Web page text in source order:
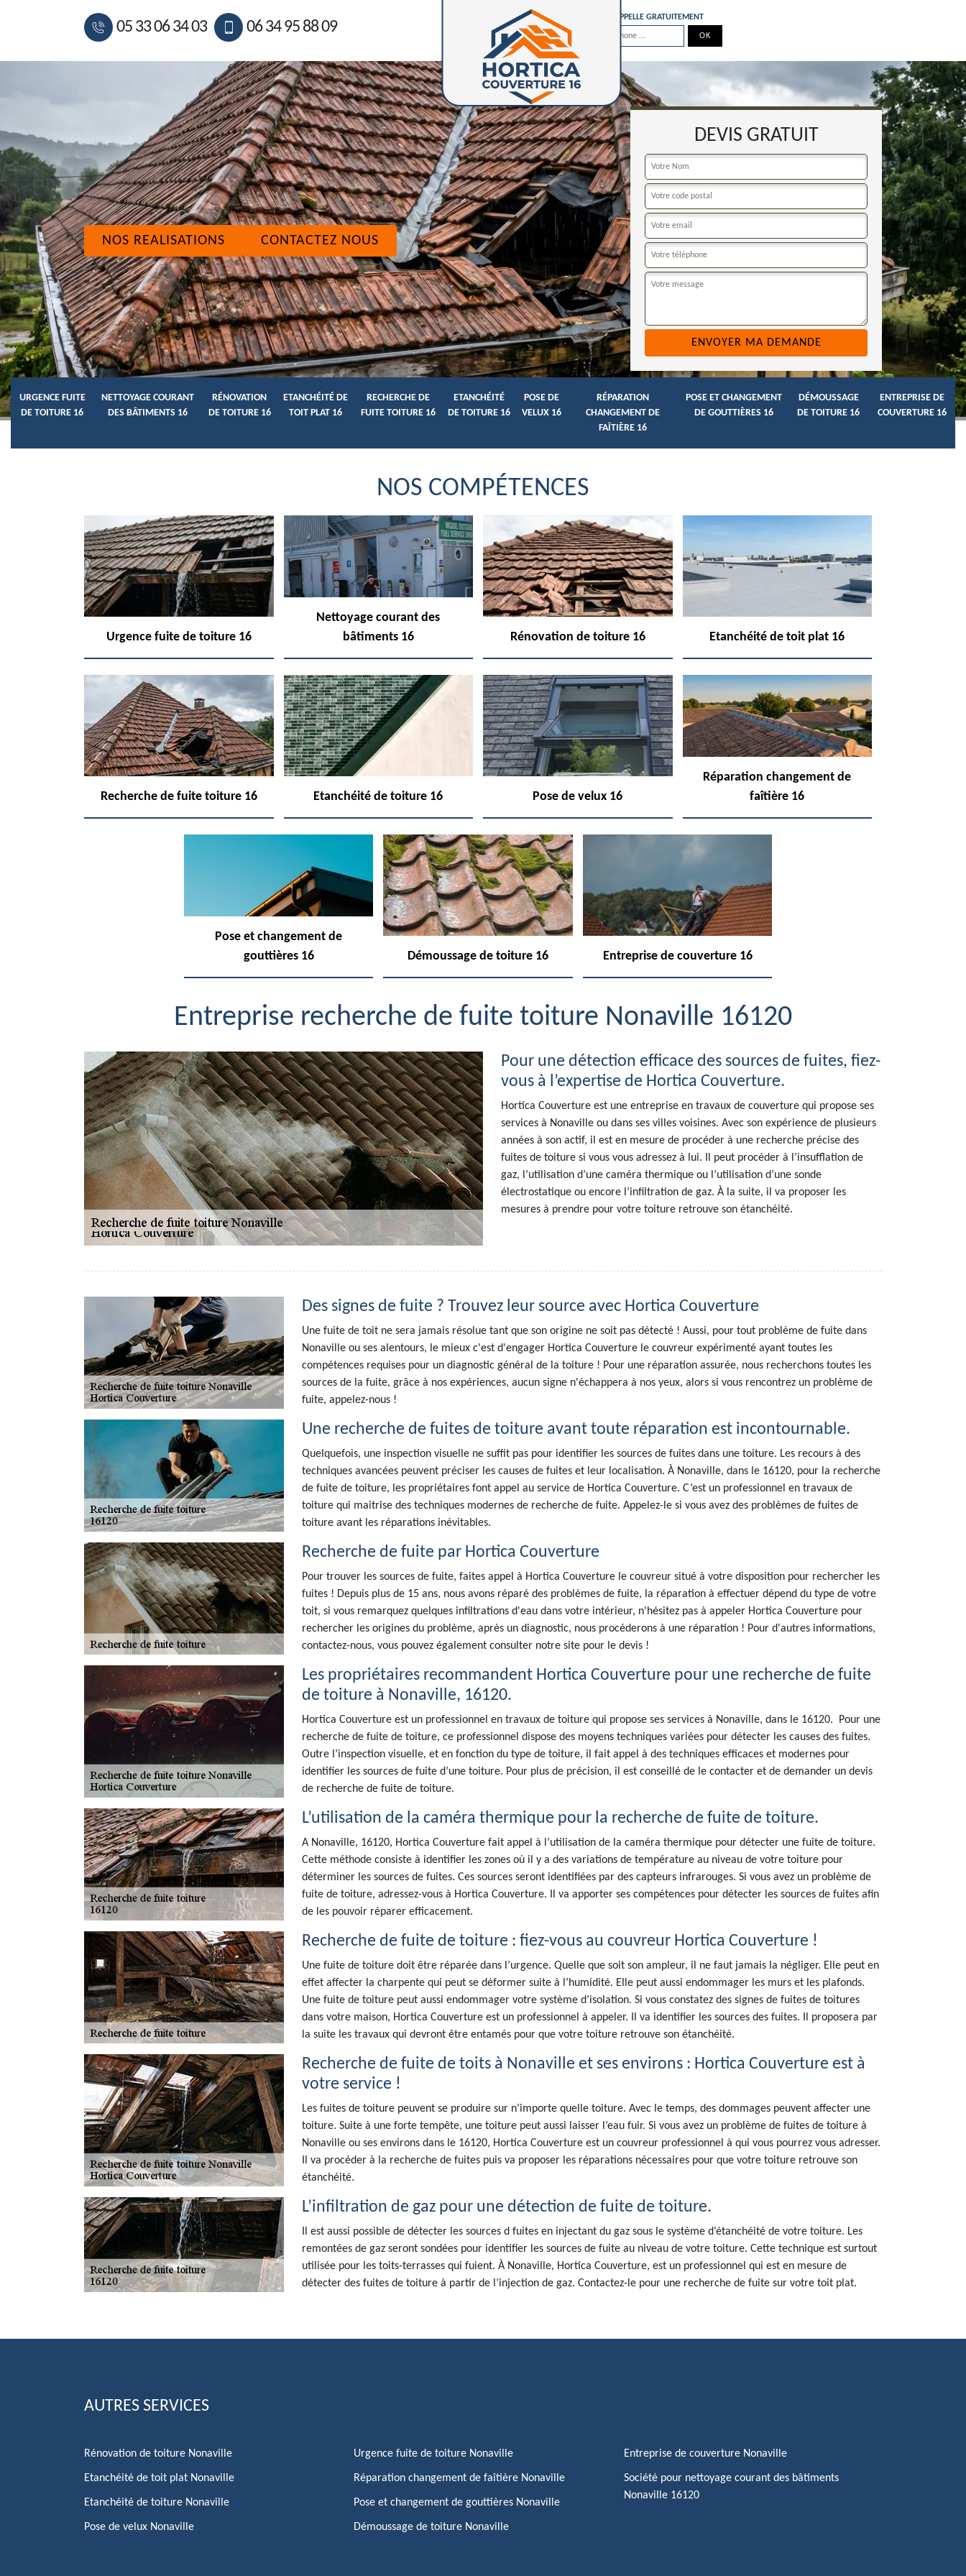
05 33 06 34 03 06 34 95 88 09
ON VOUS RAPPELLE GRATUITEMENT
NOS REALISATIONS CONTACTEZ NOUS
DEVIS GRATUIT
URGENCE FUITE
DE TOITURE 16
NETTOYAGE COURANT
DES BÂTIMENTS 16
RÉNOVATION
DE TOITURE 16
ETANCHÉITÉ DE
TOIT PLAT 16
RECHERCHE DE
FUITE TOITURE 16
ETANCHÉITÉ
DE TOITURE 16
POSE DE
VELUX 16
RÉPARATION
CHANGEMENT DE
FAÎTIÈRE 16
POSE ET CHANGEMENT
DE GOUTTIÈRES 16
DÉMOUSSAGE
DE TOITURE 16
ENTREPRISE DE
COUVERTURE 16
NOS COMPÉTENCES
Urgence fuite de toiture 16
Nettoyage courant des
bâtiments 16
Rénovation de toiture 16 Etanchéité de toit plat 16
Recherche de fuite toiture 16 Etanchéité de toiture 16 Pose de velux 16
Réparation changement de
faîtière 16
Pose et changement de
gouttières 16
Démoussage de toiture 16 Entreprise de couverture 16
Entreprise recherche de fuite toiture Nonaville 16120
Pour une détection efficace des sources de fuites, fiez-
vous à l’expertise de Hortica Couverture.
Hortica Couverture est une entreprise en travaux de couverture qui propose ses
services à Nonaville ou dans ses villes voisines. Avec son expérience de plusieurs
années à son actif, il est en mesure de procéder à une recherche précise des
fuites de toiture si vous vous adressez à lui. Il peut procéder à l’insufflation de
gaz, l’utilisation d’une caméra thermique ou l’utilisation d’une sonde
électrostatique ou encore l’infiltration de gaz. À la suite, il va proposer les
mesures à prendre pour votre toiture retrouve son étanchéité.
Des signes de fuite ? Trouvez leur source avec Hortica Couverture
Une fuite de toit ne sera jamais résolue tant que son origine ne soit pas détecté ! Aussi, pour tout problème de fuite dans
Nonaville ou ses alentours, le mieux c'est d'engager Hortica Couverture le couvreur expérimenté ayant toutes les
compétences requises pour un diagnostic général de la toiture ! Pour une réparation assurée, nous recherchons toutes les
sources de la fuite, grâce à nos expériences, aucun signe n'échappera à nos yeux, alors si vous rencontrez un problème de
fuite, appelez-nous !
Une recherche de fuites de toiture avant toute réparation est incontournable.
Quelquefois, une inspection visuelle ne suffit pas pour identifier les sources de fuites dans une toiture. Les recours à des
techniques avancées peuvent préciser les causes de fuites et leur localisation. À Nonaville, dans le 16120, pour la recherche
de fuite de toiture, les propriétaires font appel au service de Hortica Couverture. C’est un professionnel en travaux de
toiture qui maitrise des techniques modernes de recherche de fuite. Appelez-le si vous avez des problèmes de fuites de
toiture avant les réparations inévitables.
Recherche de fuite par Hortica Couverture
Pour trouver les sources de fuite, faites appel à Hortica Couverture le couvreur situé à votre disposition pour rechercher les
fuites ! Depuis plus de 15 ans, nous avons réparé des problèmes de fuite, la réparation à effectuer dépend du type de votre
toit, si vous remarquez quelques infiltrations d'eau dans votre intérieur, n'hésitez pas à appeler Hortica Couverture pour
rechercher les origines du problème, après un diagnostic, nous procéderons à une réparation ! Pour d'autres informations,
contactez-nous, vous pouvez également consulter notre site pour le devis !
Les propriétaires recommandent Hortica Couverture pour une recherche de fuite
de toiture à Nonaville, 16120.
Hortica Couverture est un professionnel en travaux de toiture qui propose ses services à Nonaville, dans le 16120. Pour une
recherche de fuite de toiture, ce professionnel dispose des moyens techniques variées pour détecter les causes des fuites.
Outre l’inspection visuelle, et en fonction du type de toiture, il fait appel à des techniques efficaces et modernes pour
identifier les sources de fuite d’une toiture. Pour plus de précision, il est conseillé de le contacter et de demander un devis
de recherche de fuite de toiture.
L’utilisation de la caméra thermique pour la recherche de fuite de toiture.
A Nonaville, 16120, Hortica Couverture fait appel à l’utilisation de la caméra thermique pour détecter une fuite de toiture.
Cette méthode consiste à identifier les zones où il y a des variations de température au niveau de votre toiture pour
déterminer les sources de fuites. Ces sources seront identifiées par des capteurs infrarouges. Si vous avez un problème de
fuite de toiture, adressez-vous à Hortica Couverture. Il va apporter ses compétences pour détecter les sources de fuites afin
de les pouvoir réparer efficacement.
Recherche de fuite de toiture : fiez-vous au couvreur Hortica Couverture !
Une fuite de toiture doit être réparée dans l’urgence. Quelle que soit son ampleur, il ne faut jamais la négliger. Elle peut en
effet affecter la charpente qui peut se déformer suite à l’humidité. Elle peut aussi endommager les murs et les plafonds.
Une fuite de toiture peut aussi endommager votre système d’isolation. Si vous constatez des signes de fuites de toitures
dans votre maison, Hortica Couverture est un professionnel à appeler. Il va identifier les sources des fuites. Il proposera par
la suite les travaux qui devront être entamés pour que votre toiture retrouve son étanchéité.
Recherche de fuite de toits à Nonaville et ses environs : Hortica Couverture est à
votre service !
Les fuites de toiture peuvent se produire sur n’importe quelle toiture. Avec le temps, des dommages peuvent affecter une
toiture. Suite à une forte tempête, une toiture peut aussi laisser l’eau fuir. Si vous avez un problème de fuites de toiture à
Nonaville ou ses environs dans le 16120, Hortica Couverture est un couvreur professionnel à qui vous pourrez vous adresser.
Il va procéder à la recherche de fuites puis va proposer les réparations nécessaires pour que votre toiture retrouve son
étanchéité.
L’infiltration de gaz pour une détection de fuite de toiture.
Il est aussi possible de détecter les sources d fuites en injectant du gaz sous le système d’étanchéité de votre toiture. Les
remontées de gaz seront sondées pour identifier les sources de fuite au niveau de votre toiture. Cette technique est surtout
utilisée pour les toits-terrasses qui fuient. À Nonaville, Hortica Couverture, est un professionnel qui est en mesure de
détecter des fuites de toiture à partir de l’injection de gaz. Contactez-le pour une recherche de fuite sur votre toit plat.
AUTRES SERVICES
Rénovation de toiture Nonaville
Etanchéité de toit plat Nonaville
Etanchéité de toiture Nonaville
Pose de velux Nonaville
Urgence fuite de toiture Nonaville
Réparation changement de faîtière Nonaville
Pose et changement de gouttières Nonaville
Démoussage de toiture Nonaville
Entreprise de couverture Nonaville
Société pour nettoyage courant des bâtiments
Nonaville 16120